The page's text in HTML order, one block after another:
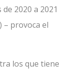
2020 a 2021
– provoca el
los que tiene